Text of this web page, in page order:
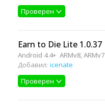
Проверен
Earn to Die Lite 1.0.37
Android 4.4+ ARMv8, ARMv7
Добавил: icenate
Проверен